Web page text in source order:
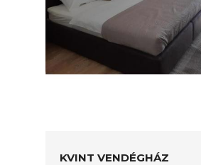
KVINT VENDÉGHÁZ